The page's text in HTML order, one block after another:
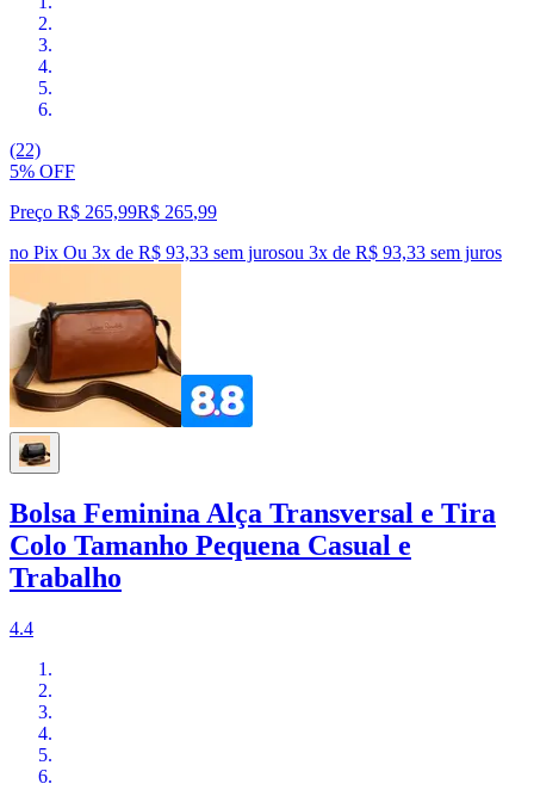
(22)
5% OFF
Preço R$ 265,99R$ 265,99
no Pix Ou 3x de R$ 93,33 sem jurosou 3x de R$ 93,33 sem juros
Bolsa Feminina Alça Transversal e Tira
Colo Tamanho Pequena Casual e
Trabalho
4.4